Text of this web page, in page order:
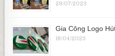
29/07/2023
Gia Công Logo
18/04/2023